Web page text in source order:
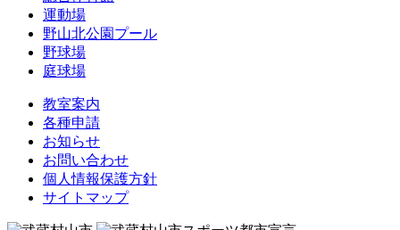
運動場
野山北公園プール
野球場
庭球場
教室案内
各種申請
お知らせ
お問い合わせ
個人情報保護方針
サイトマップ